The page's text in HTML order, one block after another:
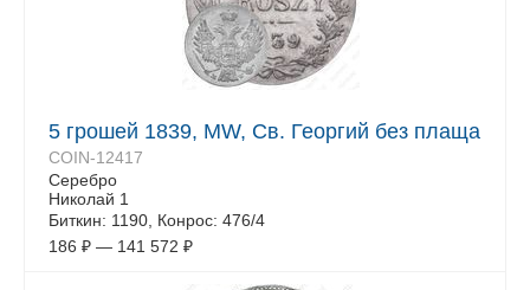
5 грошей 1839, MW, Св. Георгий без плаща
COIN-12417
Серебро
Николай 1
Биткин: 1190, Конрос: 476/4
186 ₽ — 141 572 ₽